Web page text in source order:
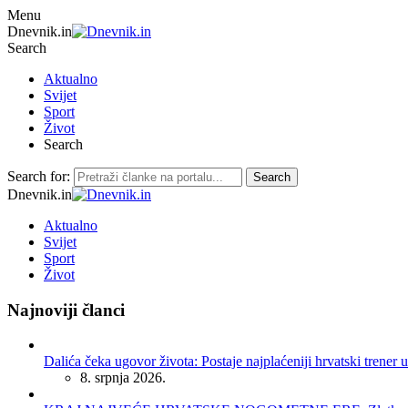
Menu
Dnevnik.in
Search
Aktualno
Svijet
Sport
Život
Search
Search for: Search
Dnevnik.in
Aktualno
Svijet
Sport
Život
Najnoviji članci
Dalića čeka ugovor života: Postaje najplaćeniji hrvatski trener
8. srpnja 2026.